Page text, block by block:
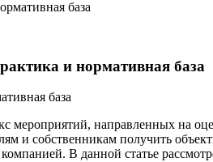
база
и нормативная база
мероприятий, направленных на
и собственникам получить
В данной статье